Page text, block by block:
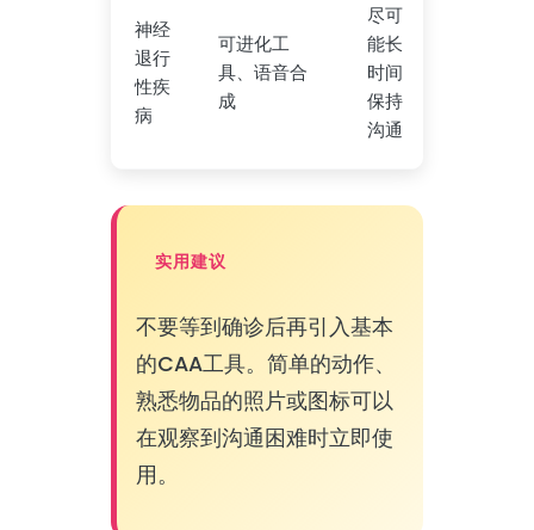
神经
退行
性疾
病
可进化工
具、语音合
成
尽可
能长
时间
保持
沟通
实用建议
不要等到确诊后再引入基本
的CAA工具。简单的动作、
熟悉物品的照片或图标可以
在观察到沟通困难时立即使
用。